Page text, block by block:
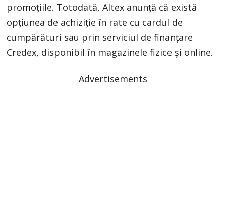
promoțiile. Totodată, Altex anunță că există
opțiunea de achiziție în rate cu cardul de
cumpărături sau prin serviciul de finanțare
Credex, disponibil în magazinele fizice și online.
Advertisements